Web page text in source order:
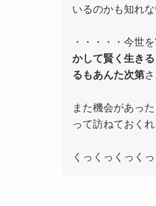
いるのかも知れな
・・・・・今世を
かして賢く生き
るもあんた次第さ
また機会があっ
って訪ねておくれ
くっくっくっくっ